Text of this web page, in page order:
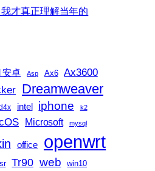
才真正理解当年的
安卓 Asp Ax6 Ax3600
Dreamweaver
intel iphone k2
Microsoft mysql
office openwrt
Tr90 web win10